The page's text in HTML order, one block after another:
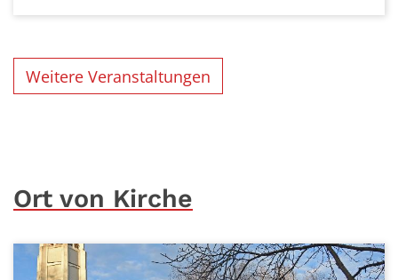
Weitere Veranstaltungen
Ort von Kirche